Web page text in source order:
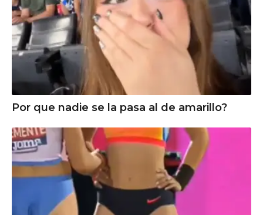
Por que nadie se la pasa al de amarillo?